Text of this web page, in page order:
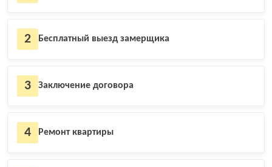
2 Бесплатный выезд замерщика
3 Заключение договора
4 Ремонт квартиры